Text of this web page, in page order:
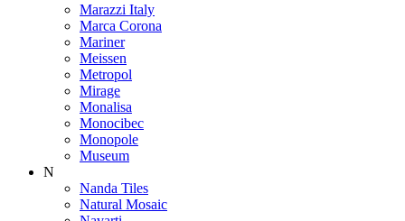
Marazzi Italy
Marca Corona
Mariner
Meissen
Metropol
Mirage
Monalisa
Monocibec
Monopole
Museum
N
Nanda Tiles
Natural Mosaic